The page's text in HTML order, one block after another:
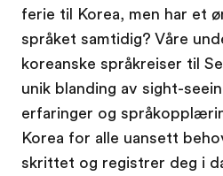
ferie til Korea, men har et
språket samtidig? Våre
koreanske språkreiser til
unik blanding av sight-
erfaringer og
Korea for alle uansett
skrittet og registrer deg i